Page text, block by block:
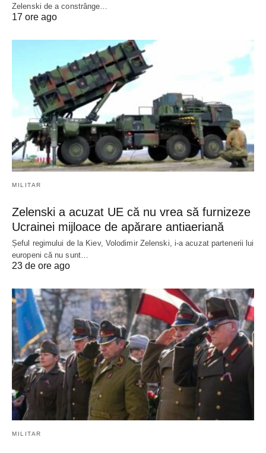
Zelenski de a constrânge…
17 ore ago
MILITAR
Zelenski a acuzat UE că nu vrea să furnizeze
Ucrainei mijloace de apărare antiaeriană
Șeful regimului de la Kiev, Volodimir Zelenski, i-a acuzat partenerii lui
europeni că nu sunt…
23 de ore ago
MILITAR